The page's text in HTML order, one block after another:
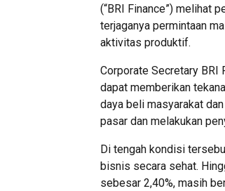
(“BRI Finance”) melihat
terjaganya permintaan
aktivitas produktif.
Corporate Secretary BRI
dapat memberikan
daya beli masyarakat
pasar dan melakukan
Di tengah kondisi
bisnis secara sehat.
sebesar 2,40%, masih